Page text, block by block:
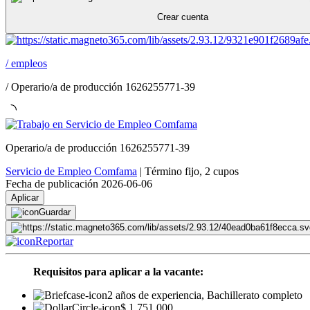
Crear cuenta
/empleos
/Operario/a de producción 1626255771-39
Operario/a de producción 1626255771-39
Servicio de Empleo Comfama | Término fijo, 2 cupos
Fecha de publicación 2026-06-06
Aplicar
Guardar
Reportar
Requisitos para aplicar a la vacante:
2 años de experiencia, Bachillerato completo
$ 1.751.000